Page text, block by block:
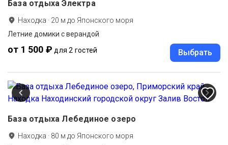
База отдыха Электра
Находка · 20 м до Японского моря
Летние домики с верандой
от 1 500 ₽ для 2 гостей Выбрать
База отдыха Лебединое озеро
Находка · 80 м до Японского моря